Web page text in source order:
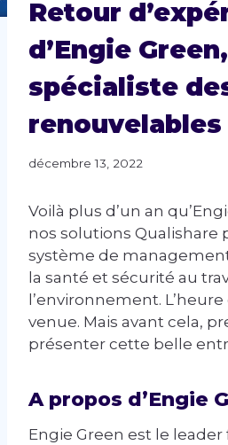
Retour
d’Engie Green,
spécialiste
renouvelables
décembre 13, 2022
Voilà plus d’un an
nos solutions Qualishare
système de
la santé et sécurité au
l’environnement.
venue. Mais avant cela,
présenter cette belle
A propos d’Engie
Engie Green est le leader